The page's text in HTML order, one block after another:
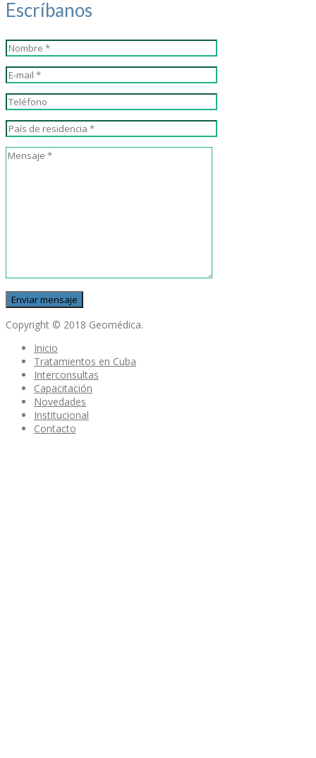
Escríbanos
Copyright © 2018 Geomédica.
Inicio
Tratamientos en Cuba
Interconsultas
Capacitación
Novedades
Institucional
Contacto